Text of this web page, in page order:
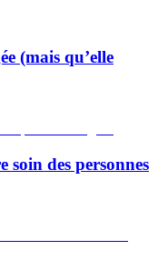
(mais qu’elle
soin des personnes